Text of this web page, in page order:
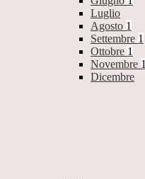
Luglio
Agosto 1
Settembre 1
Ottobre 1
Novembre 1
Dicembre